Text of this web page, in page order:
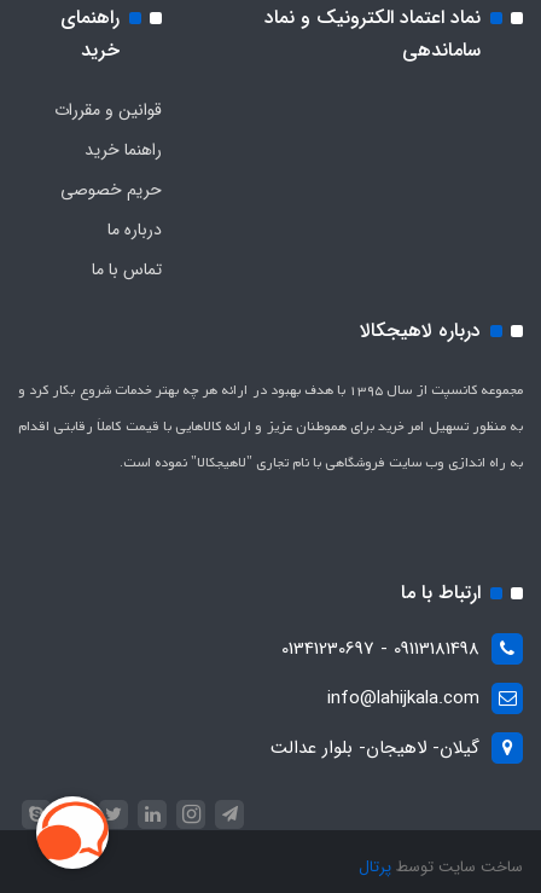
نماد اعتماد الکترونیک و نماد
ساماندهی
راهنمای
خرید
قوانین و مقررات
راهنما خرید
حریم خصوصی
درباره ما
تماس با ما
درباره لاهیجکالا
مجموعه کانسپت از سال 1395 با هدف بهبود در ارائه هر چه بهتر خدمات شروع بکار کرد و
به منظور تسهیل امر خرید برای هموطنان عزیز و ارائه کالاهایی با قیمت کاملاَ رقابتی اقدام
به راه اندازی وب سایت فروشگاهی با نام تجاری "لاهیج­کالا" نموده است.
ارتباط با ما
09113181498 - 01341230697
info@lahijkala.com
گیلان- لاهیجان- بلوار عدالت
ساخت سایت توسطپرتال